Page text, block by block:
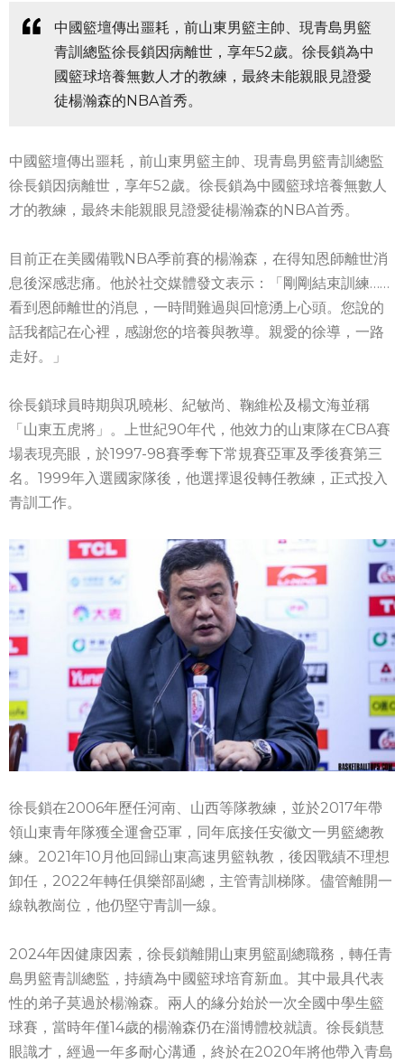
中國籃壇傳出噩耗，前山東男籃主帥、現青島男籃
青訓總監徐長鎖因病離世，享年52歲。徐長鎖為中
國籃球培養無數人才的教練，最終未能親眼見證愛
徒楊瀚森的NBA首秀。
中國籃壇傳出噩耗，前山東男籃主帥、現青島男籃青訓總監
徐長鎖因病離世，享年52歲。徐長鎖為中國籃球培養無數人
才的教練，最終未能親眼見證愛徒楊瀚森的NBA首秀。
目前正在美國備戰NBA季前賽的楊瀚森，在得知恩師離世消
息後深感悲痛。他於社交媒體發文表示：「剛剛結束訓練……
看到恩師離世的消息，一時間難過與回憶湧上心頭。您說的
話我都記在心裡，感謝您的培養與教導。親愛的徐導，一路
走好。」
徐長鎖球員時期與巩曉彬、紀敏尚、鞠維松及楊文海並稱
「山東五虎將」。上世紀90年代，他效力的山東隊在CBA賽
場表現亮眼，於1997-98賽季奪下常規賽亞軍及季後賽第三
名。1999年入選國家隊後，他選擇退役轉任教練，正式投入
青訓工作。
徐長鎖在2006年歷任河南、山西等隊教練，並於2017年帶
領山東青年隊獲全運會亞軍，同年底接任安徽文一男籃總教
練。2021年10月他回歸山東高速男籃執教，後因戰績不理想
卸任，2022年轉任俱樂部副總，主管青訓梯隊。儘管離開一
線執教崗位，他仍堅守青訓一線。
2024年因健康因素，徐長鎖離開山東男籃副總職務，轉任青
島男籃青訓總監，持續為中國籃球培育新血。其中最具代表
性的弟子莫過於楊瀚森。兩人的緣分始於一次全國中學生籃
球賽，當時年僅14歲的楊瀚森仍在淄博體校就讀。徐長鎖慧
眼識才，經過一年多耐心溝通，終於在2020年將他帶入青島